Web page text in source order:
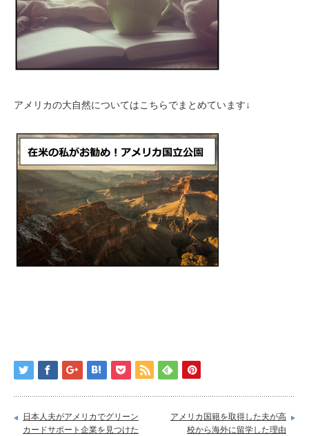
アメリカの大自然についてはこちらでまとめています↓
日本人夫がアメリカでグリーン
カードサポート企業を見つけた
アメリカ国籍を取得した夫が高
校から海外に留学した理由